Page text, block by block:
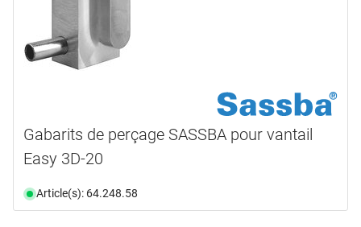
Gabarits de perçage SASSBA pour vantail
Easy 3D-20
Article(s): 64.248.58